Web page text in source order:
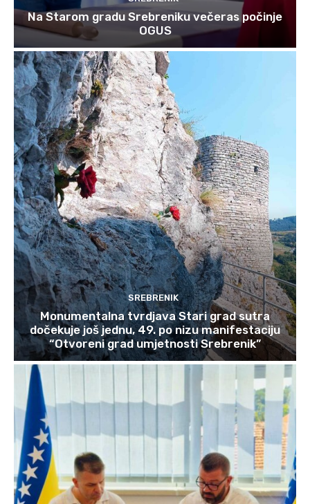
Na Starom gradu Srebreniku večeras počinje
OGUS
SREBRENIK
Monumentalna tvrdjava Stari grad sutra
dočekuje još jednu, 49. po nizu manifestaciju
“Otvoreni grad umjetnosti Srebrenik”